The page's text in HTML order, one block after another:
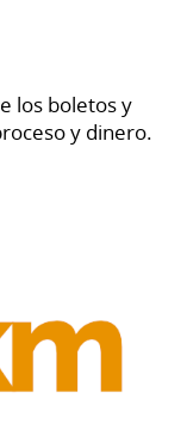
los boletos y
y dinero.